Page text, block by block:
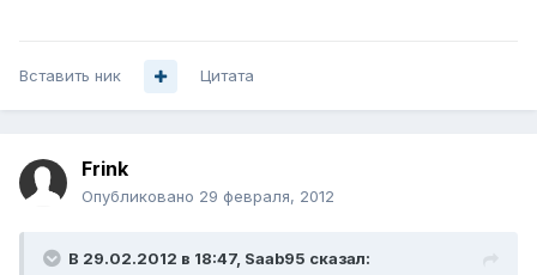
Вставить ник Цитата
Frink
Опубликовано 29 февраля, 2012
В 29.02.2012 в 18:47, Saab95 сказал: